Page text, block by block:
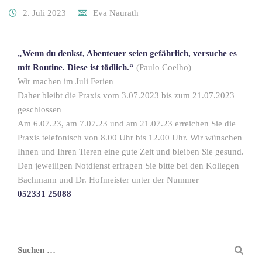
2. Juli 2023 Eva Naurath
„Wenn du denkst, Abenteuer seien gefährlich, versuche es
mit Routine. Diese ist tödlich.“ (Paulo Coelho)
Wir machen im Juli Ferien
Daher bleibt die Praxis vom 3.07.2023 bis zum 21.07.2023
geschlossen
Am 6.07.23, am 7.07.23 und am 21.07.23 erreichen Sie die
Praxis telefonisch von 8.00 Uhr bis 12.00 Uhr. Wir wünschen
Ihnen und Ihren Tieren eine gute Zeit und bleiben Sie gesund.
Den jeweiligen Notdienst erfragen Sie bitte bei den Kollegen
Bachmann und Dr. Hofmeister unter der Nummer
052331 25088